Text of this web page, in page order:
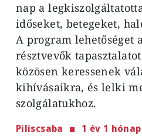
nap a
időseket, betegeket,
A program lehetőséget
résztvevők
közösen keressenek
kihívásaikra, és lelki
szolgálatukhoz.
Piliscsaba 1 év 1 hónap